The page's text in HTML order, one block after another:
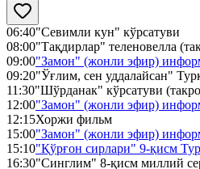
06:40"Севимли кун" кўрсатуви
08:00"Тақдирлар" теленовелла
09:00"Замон" (жонли эфир)
09:20"Ўғлим, сен уддалайсан"
11:30"Шўрданак" кўрсатуви
12:00"Замон" (жонли эфир)
12:15Хоржи фильм
15:00"Замон" (жонли эфир)
15:10"Қўрғон сирлари" 9-қисм
16:30"Синглим" 8-қисм миллий